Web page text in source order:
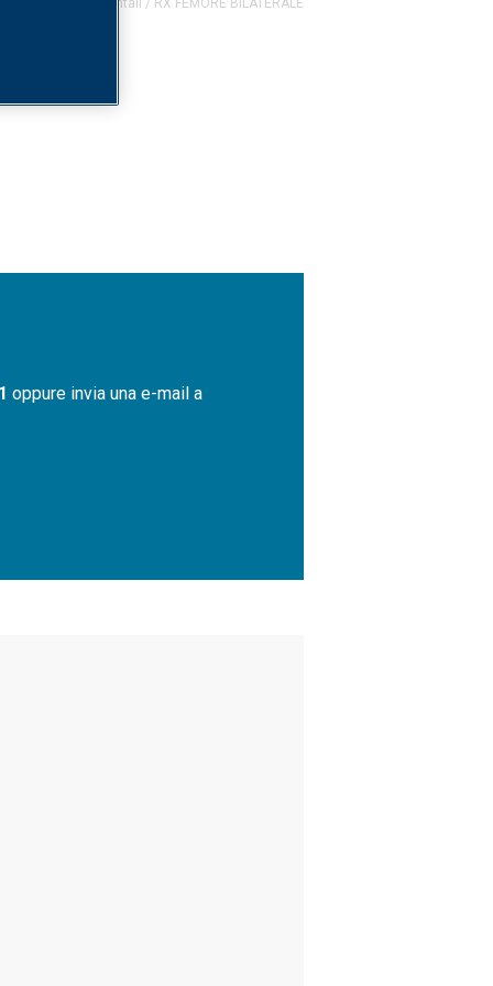
Esami Strumentali / RX FEMORE BILATERALE
oppure invia una e-mail a